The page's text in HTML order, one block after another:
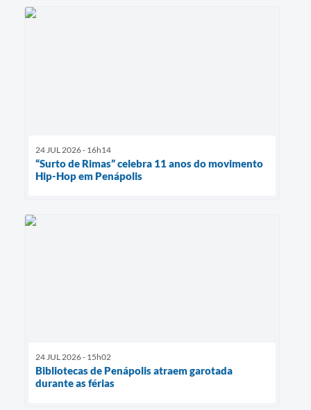
24 JUL 2026 - 16h14
“Surto de Rimas” celebra 11 anos do movimento
Hip-Hop em Penápolis
24 JUL 2026 - 15h02
Bibliotecas de Penápolis atraem garotada
durante as férias